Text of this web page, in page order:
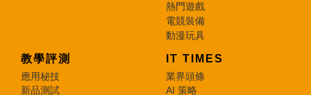
熱門遊戲
電競裝備
動漫玩具
教學評測
應用秘技
新品測試
IT TIMES
業界頭條
AI 策略